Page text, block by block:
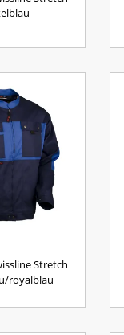
Stretch
royalblau